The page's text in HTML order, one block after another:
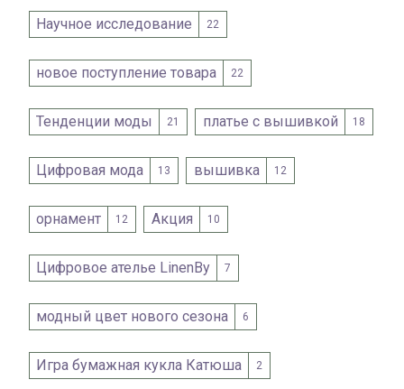
Научное исследование 22
новое поступление товара 22
Тенденции моды 21 платье с вышивкой 18
Цифровая мода 13 вышивка 12
орнамент 12 Акция 10
Цифровое ателье LinenBy 7
модный цвет нового сезона 6
Игра бумажная кукла Катюша 2